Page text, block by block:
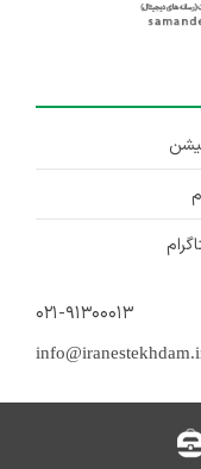
۰۲۱-۹۱۳۰۰۰۱۳